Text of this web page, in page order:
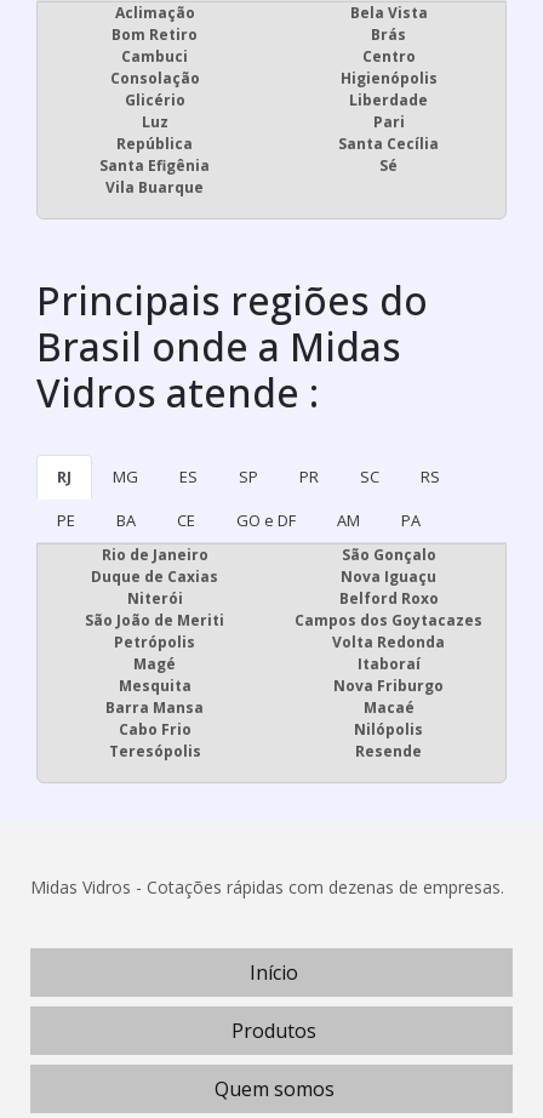
Aclimação
Bela Vista
Bom Retiro
Brás
Cambuci
Centro
Consolação
Higienópolis
Glicério
Liberdade
Luz
Pari
República
Santa Cecília
Santa Efigênia
Sé
Vila Buarque
Principais regiões do
Brasil onde a Midas
Vidros atende :
RJ MG ES SP PR SC
RS
PE
BA CE GO e DF AM PA
Rio de Janeiro
São Gonçalo
Duque de Caxias
Nova Iguaçu
Niterói
Belford Roxo
São João de Meriti
Campos dos Goytacazes
Petrópolis
Volta Redonda
Magé
Itaboraí
Mesquita
Nova Friburgo
Barra Mansa
Macaé
Cabo Frio
Nilópolis
Teresópolis
Resende
Midas Vidros - Cotações rápidas com dezenas de empresas.
Início
Produtos
Quem somos